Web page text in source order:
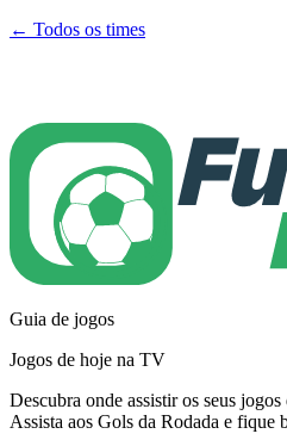
← Todos os times
Guia de jogos
Jogos de hoje na TV
Descubra onde assistir os seus
Assista aos Gols da Rodada e fique